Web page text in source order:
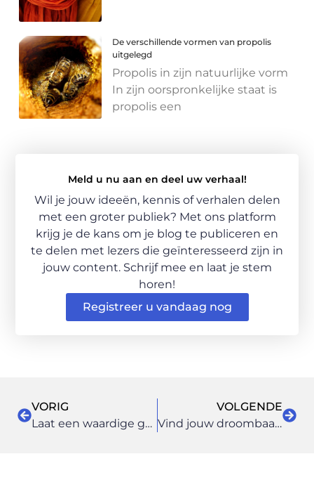
De verschillende vormen van propolis
uitgelegd
Propolis in zijn natuurlijke vorm
In zijn oorspronkelijke staat is
propolis een
Meld u nu aan en deel uw verhaal!
Wil je jouw ideeën, kennis of verhalen delen
met een groter publiek? Met ons platform
krijg je de kans om je blog te publiceren en
te delen met lezers die geïnteresseerd zijn in
jouw content. Schrijf mee en laat je stem
horen!
Registreer u vandaag nog
VORIG
Laat een waardige gedenksteen maken nabij Arnhem volgens uw wensen
VOLGENDE
Vind jouw droombaan tussen de vacatures in life sciences via deze specialist